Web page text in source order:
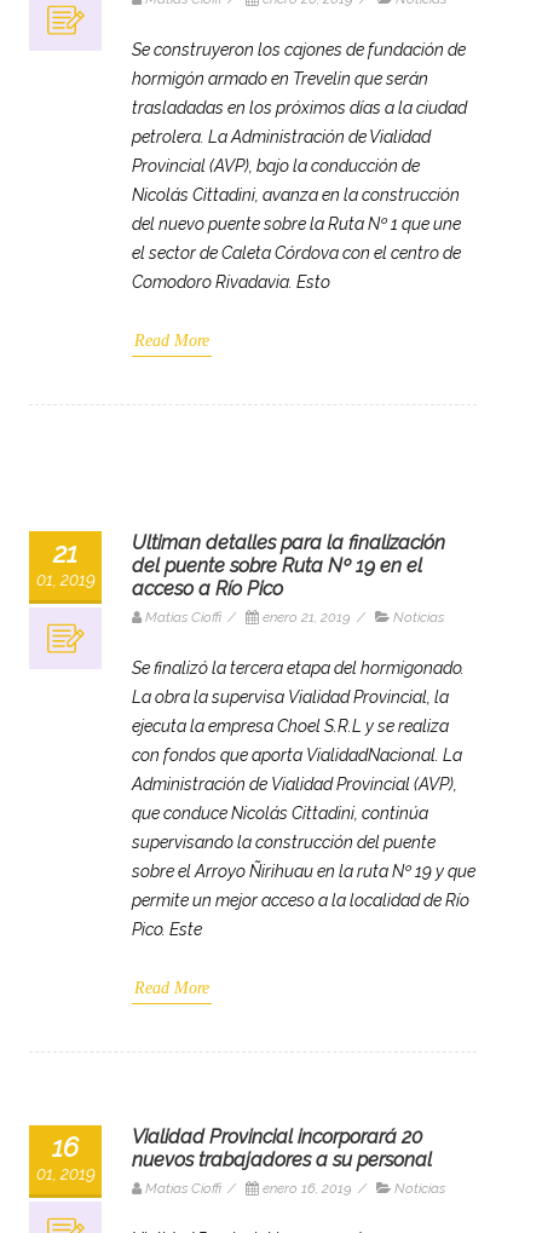
Se construyeron los cajones de fundación de
hormigón armado en Trevelin que serán
trasladadas en los próximos días a la ciudad
petrolera. La Administración de Vialidad
Provincial (AVP), bajo la conducción de
Nicolás Cittadini, avanza en la construcción
del nuevo puente sobre la Ruta Nº 1 que une
el sector de Caleta Córdova con el centro de
Comodoro Rivadavia. Esto
Read More
21
01, 2019
Ultiman detalles para la finalización
del puente sobre Ruta Nº 19 en el
acceso a Río Pico
Matias Cioffi / enero 21, 2019 / Noticias
Se finalizó la tercera etapa del hormigonado.
La obra la supervisa Vialidad Provincial, la
ejecuta la empresa Choel S.R.L y se realiza
con fondos que aporta VialidadNacional. La
Administración de Vialidad Provincial (AVP),
que conduce Nicolás Cittadini, continúa
supervisando la construcción del puente
sobre el Arroyo Ñirihuau en la ruta Nº 19 y que
permite un mejor acceso a la localidad de Río
Pico. Este
Read More
16
01, 2019
Vialidad Provincial incorporará 20
nuevos trabajadores a su personal
Matias Cioffi / enero 16, 2019 / Noticias